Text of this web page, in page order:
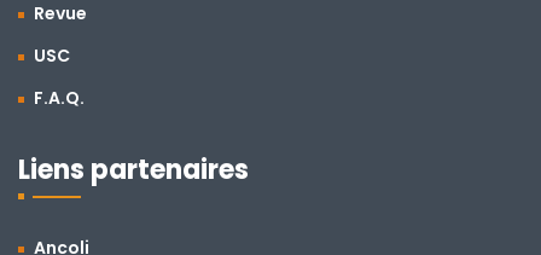
Revue
USC
F.A.Q.
Liens partenaires
Ancoli